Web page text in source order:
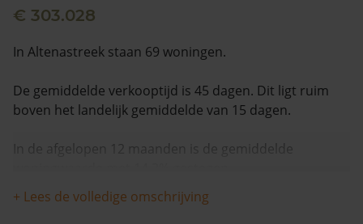
€ 303.028
In Altenastreek staan 69 woningen.
De gemiddelde verkooptijd is 45 dagen. Dit ligt ruim
boven het landelijk gemiddelde van 15 dagen.
In de afgelopen 12 maanden is de gemiddelde
+ Lees de volledige omschrijving